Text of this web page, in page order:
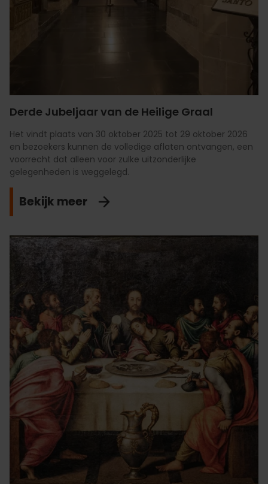
Derde Jubeljaar van de Heilige Graal
Het vindt plaats van 30 oktober 2025 tot 29 oktober 2026
en bezoekers kunnen de volledige aflaten ontvangen, een
voorrecht dat alleen voor zulke uitzonderlijke
gelegenheden is weggelegd.
Bekijk meer